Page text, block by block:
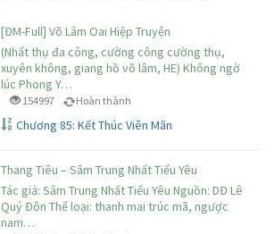
[ĐM-Full] Võ Lâm Oai Hiệp Truyện
(Nhất thụ đa công, cường công cường thụ,
xuyên không, giang hồ võ lâm, HE) Không ngờ
lúc Phong Y…
154997 Hoàn thành
Chương 85: Kết Thúc Viên Mãn
Thang Tiêu – Sâm Trung Nhất Tiểu Yêu
Tác giả: Sâm Trung Nhất Tiểu Yêu Nguồn: DĐ Lê
Quý Đôn Thể loại: thanh mai trúc mã, ngược
nam…